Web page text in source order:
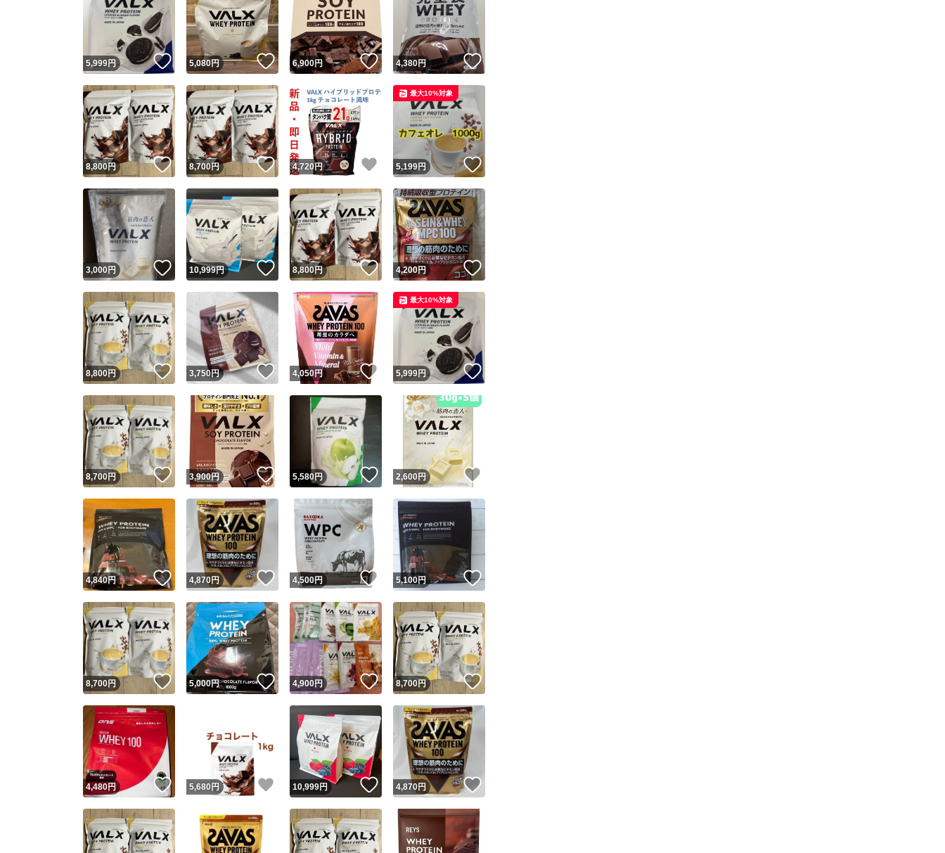
※このバッジは実績に基づく表示であり、発送を保証しているものではありません
スピード＆安心発送
このユーザーは高頻度で24時間以内＆設定した発送日数内に発送してい
ます
このユーザーは高頻度で24時間以内に発送しています
安心発送 このユーザーは設定した発送日数内に発送しています
5,999円 いいね！
5,080円 いいね！
6,900円 いいね！
4,380円 いいね！
8,800円 いいね！
8,700円 いいね！
4,720円 いいね！
5,199円
最大10%対象
3,000円 いいね！
10,999円 いいね！
8,800円 いいね！
4,200円
8,800円 いいね！
3,750円 いいね！
4,050円 いいね！
5,999円
最大10%対象
8,700円 いいね！
3,900円 いいね！
5,580円 いいね！
2,600円
4,840円 いいね！
4,870円 いいね！
4,500円 いいね！
5,100円 いいね！
8,700円 いいね！
5,000円 いいね！
4,900円 いいね！
8,700円
4,480円 いいね！
5,680 円 いいね！
10,999円 いいね！
4,870円